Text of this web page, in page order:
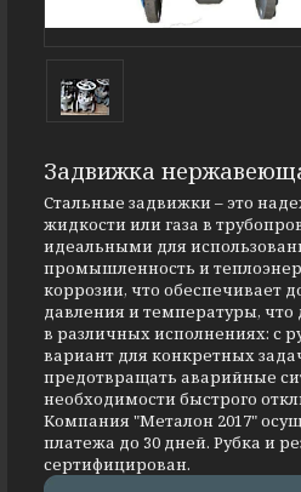
Задвижка
Стальные задвижки – это
жидкости или газа в
идеальными для
промышленность и
коррозии, что обеспечивает
давления и температуры,
в различных исполнениях: с
вариант для конкретных
предотвращать аварийные
необходимости быстрого
Компания "Металон 2017"
платежа до 30 дней. Рубка и
сертифицирован.